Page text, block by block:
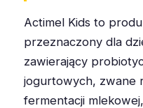
Actimel Kids to
przeznaczony dla
zawierający
jogurtowych, zwane
fermentacji